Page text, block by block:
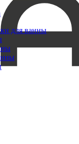
для ванны